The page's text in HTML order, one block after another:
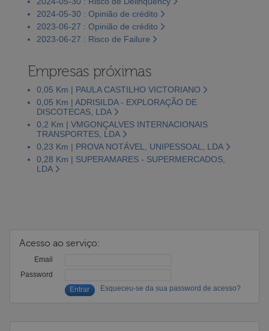
2024-05-30 : Opinião de crédito
2023-06-27 : Opinião de crédito
2023-06-27 : Risco de Failure
Empresas próximas
0,05 Km | PAULA CASTILHO VICTORIANO
0,05 Km | ADRISILDA - EXPLORAÇÃO DE
DISCOTECAS, LDA
0,2 Km | VMGONÇALVES INTERNACIONAIS
TRANSPORTES, LDA
0,23 Km | PROVA NOTÁVEL, UNIPESSOAL, LDA
0,28 Km | SUPERAMARES - SUPERMERCADOS,
LDA
Acesso ao serviço:
Email
Password
Esqueceu-se da sua password de acesso?